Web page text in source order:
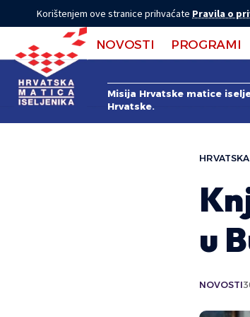
Korištenjem ove stranice prihvaćate Pravila o
NOVOSTI PROGRAMI
Misija Hrvatske matice
Hrvatske.
u
NOVOSTI